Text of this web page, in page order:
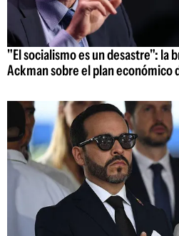
"El socialismo es un desastre": la
Ackman sobre el plan económico